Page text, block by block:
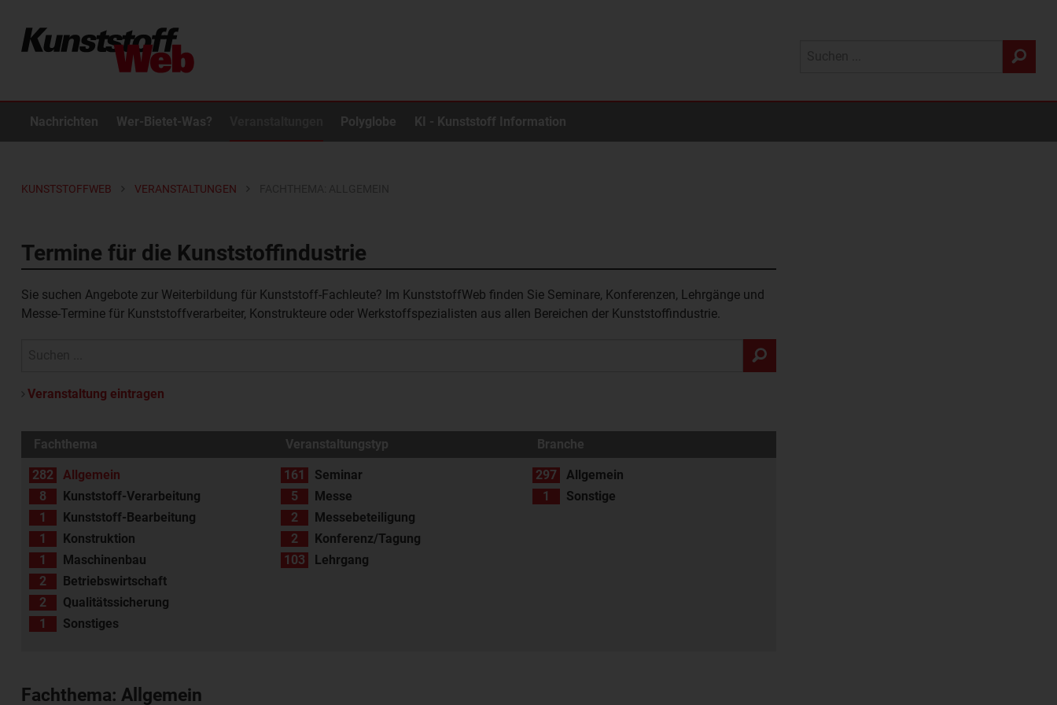
Nachrichten Wer-Bietet-Was? Polyglobe KI - Kunststoff Information
KUNSTSTOFFWEB VERANSTALTUNGEN
Termine für die Kunststoffindustrie
Sie suchen Angebote zur Weiterbildung für Kunststoff-Fachleute? Im KunststoffWeb finden Sie Seminare, Konferenzen, Lehrgänge und
Messe-Termine für Kunststoffverarbeiter, Konstrukteure oder Werkstoffspezialisten aus allen Bereichen der Kunststoffindustrie.
Veranstaltung eintragen
Fachthema
282
Allgemein
8
Kunststoff-Verarbeitung
1
Kunststoff-Bearbeitung
1
Konstruktion
1
Maschinenbau
2
Betriebswirtschaft
2
Qualitätssicherung
1
Sonstiges
Veranstaltungstyp
161
Seminar
5
Messe
2
Messebeteiligung
2
Konferenz/Tagung
103
Lehrgang
Branche
297
Allgemein
1
Sonstige
Fachthema: Allgemein